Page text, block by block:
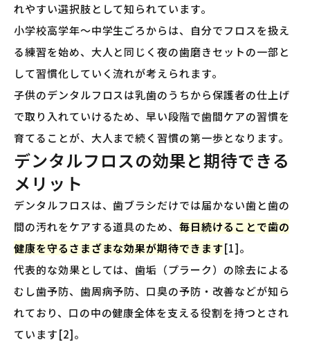
れやすい選択肢として知られています。
小学校高学年〜中学生ごろからは、自分でフロスを扱え
る練習を始め、大人と同じく夜の歯磨きセットの一部と
して習慣化していく流れが考えられます。
子供のデンタルフロスは乳歯のうちから保護者の仕上げ
で取り入れていけるため、早い段階で歯間ケアの習慣を
育てることが、大人まで続く習慣の第一歩となります。
デンタルフロスの効果と期待できる
メリット
デンタルフロスは、歯ブラシだけでは届かない歯と歯の
間の汚れをケアする道具のため、毎日続けることで歯の
健康を守るさまざまな効果が期待できます[1]。
代表的な効果としては、歯垢（プラーク）の除去による
むし歯予防、歯周病予防、口臭の予防・改善などが知ら
れており、口の中の健康全体を支える役割を持つとされ
ています[2]。